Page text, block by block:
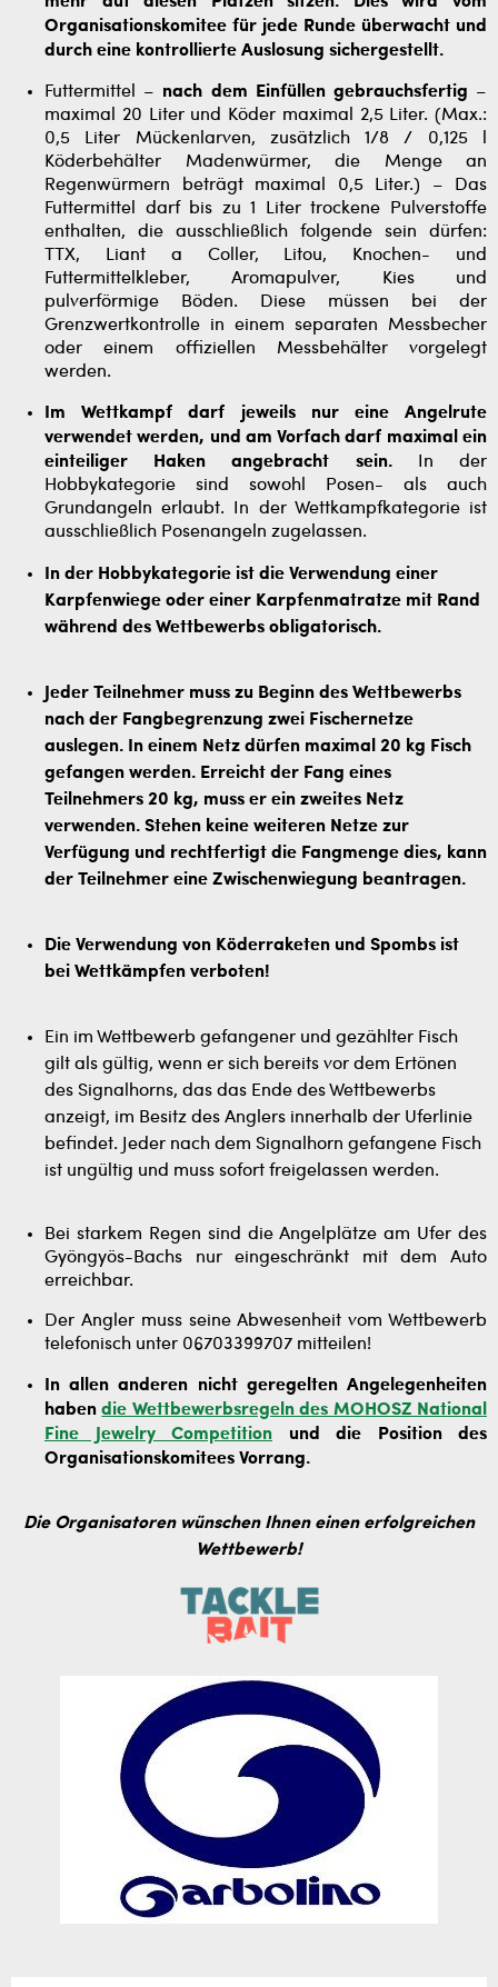
Organisationskomitee für jede Runde überwacht und
durch eine kontrollierte Auslosung sichergestellt.
Futtermittel – nach dem Einfüllen gebrauchsfertig –
maximal 20 Liter und Köder maximal 2,5 Liter. (Max.:
0,5 Liter Mückenlarven, zusätzlich 1/8 / 0,125 l
Köderbehälter Madenwürmer, die Menge an
Regenwürmern beträgt maximal 0,5 Liter.) – Das
Futtermittel darf bis zu 1 Liter trockene Pulverstoffe
enthalten, die ausschließlich folgende sein dürfen:
TTX, Liant a Coller, Litou, Knochen- und
Futtermittelkleber, Aromapulver, Kies und
pulverförmige Böden. Diese müssen bei der
Grenzwertkontrolle in einem separaten Messbecher
oder einem offiziellen Messbehälter vorgelegt
werden.
Im Wettkampf darf jeweils nur eine Angelrute
verwendet werden, und am Vorfach darf maximal ein
einteiliger Haken angebracht sein.In der
Hobbykategorie sind sowohl Posen- als auch
Grundangeln erlaubt. In der Wettkampfkategorie ist
ausschließlich Posenangeln zugelassen.
In der Hobbykategorie ist die Verwendung einer
Karpfenwiege oder einer Karpfenmatratze mit Rand
während des Wettbewerbs obligatorisch.
Jeder Teilnehmer muss zu Beginn des Wettbewerbs
nach der Fangbegrenzung zwei Fischernetze
auslegen. In einem Netz dürfen maximal 20 kg Fisch
gefangen werden. Erreicht der Fang eines
Teilnehmers 20 kg, muss er ein zweites Netz
verwenden. Stehen keine weiteren Netze zur
Verfügung und rechtfertigt die Fangmenge dies, kann
der Teilnehmer eine Zwischenwiegung beantragen.
Die Verwendung von Köderraketen und Spombs ist
bei Wettkämpfen verboten!
Ein im Wettbewerb gefangener und gezählter Fisch
gilt als gültig, wenn er sich bereits vor dem Ertönen
des Signalhorns, das das Ende des Wettbewerbs
anzeigt, im Besitz des Anglers innerhalb der Uferlinie
befindet. Jeder nach dem Signalhorn gefangene Fisch
ist ungültig und muss sofort freigelassen werden.
Bei starkem Regen sind die Angelplätze am Ufer des
Gyöngyös-Bachs nur eingeschränkt mit dem Auto
erreichbar.
Der Angler muss seine Abwesenheit vom Wettbewerb
telefonisch unter 06703399707 mitteilen!
In allen anderen nicht geregelten Angelegenheiten
habendie Wettbewerbsregeln des MOHOSZ National
Fine Jewelry Competition und die Position des
Organisationskomitees Vorrang.
Die Organisatoren wünschen Ihnen einen erfolgreichen
Wettbewerb!